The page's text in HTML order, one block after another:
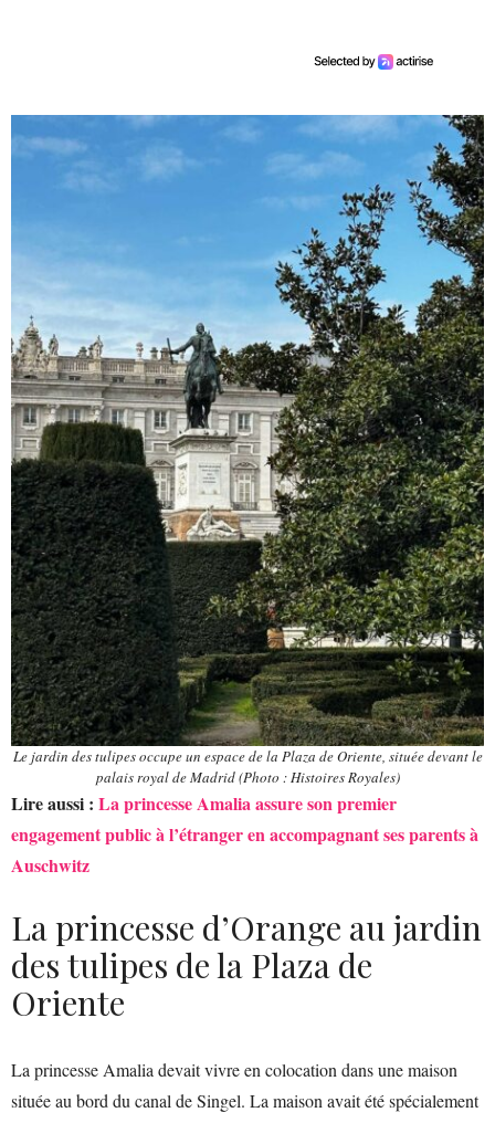
Le jardin des tulipes occupe un espace de la Plaza de Oriente, située devant le
palais royal de Madrid (Photo : Histoires Royales)
Lire aussi : La princesse Amalia assure son premier
engagement public à l’étranger en accompagnant ses parents à
Auschwitz
La princesse d’Orange au jardin
des tulipes de la Plaza de
Oriente
La princesse Amalia devait vivre en colocation dans une maison
située au bord du canal de Singel. La maison avait été spécialement